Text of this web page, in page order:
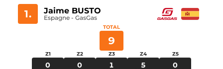
1. Jaime BUSTO
Espagne - GasGas
TOTAL
9
Z1
0
Z2
0
Z3
1
Z4
5
Z5
0